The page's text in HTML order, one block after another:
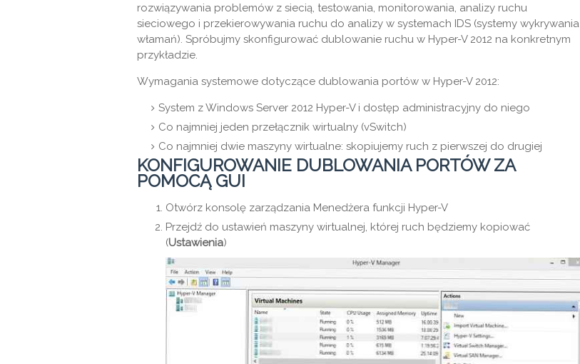
rozwiązywania problemów z siecią, testowania, monitorowania, analizy ruchu
sieciowego i przekierowywania ruchu do analizy w systemach IDS (systemy wykrywania
włamań). Spróbujmy skonfigurować dublowanie ruchu w Hyper-V 2012 na konkretnym
przykładzie.
Wymagania systemowe dotyczące dublowania portów w Hyper-V 2012:
System z Windows Server 2012 Hyper-V i dostęp administracyjny do niego
Co najmniej jeden przełącznik wirtualny (vSwitch)
Co najmniej dwie maszyny wirtualne: skopiujemy ruch z pierwszej do drugiej
KONFIGUROWANIE DUBLOWANIA PORTÓW ZA
POMOCĄ GUI
Otwórz konsolę zarządzania Menedżera funkcji Hyper-V
Przejdź do ustawień maszyny wirtualnej, której ruch będziemy kopiować
(Ustawienia)